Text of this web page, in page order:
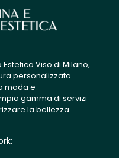
Viso di Milano,
personalizzata.
moda e
gamma di servizi
la bellezza